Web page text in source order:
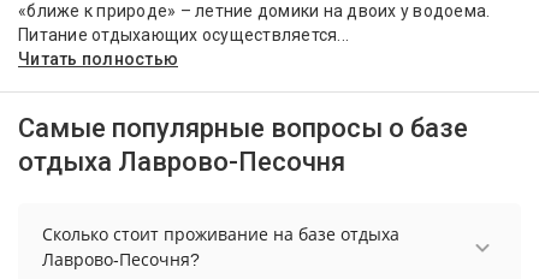
«ближе к природе» – летние домики на двоих у водоема.
Питание отдыхающих осуществляется...
Читать полностью
Самые популярные вопросы о базе
отдыха Лаврово-Песочня
Сколько стоит проживание на базе отдыха
Лаврово-Песочня?